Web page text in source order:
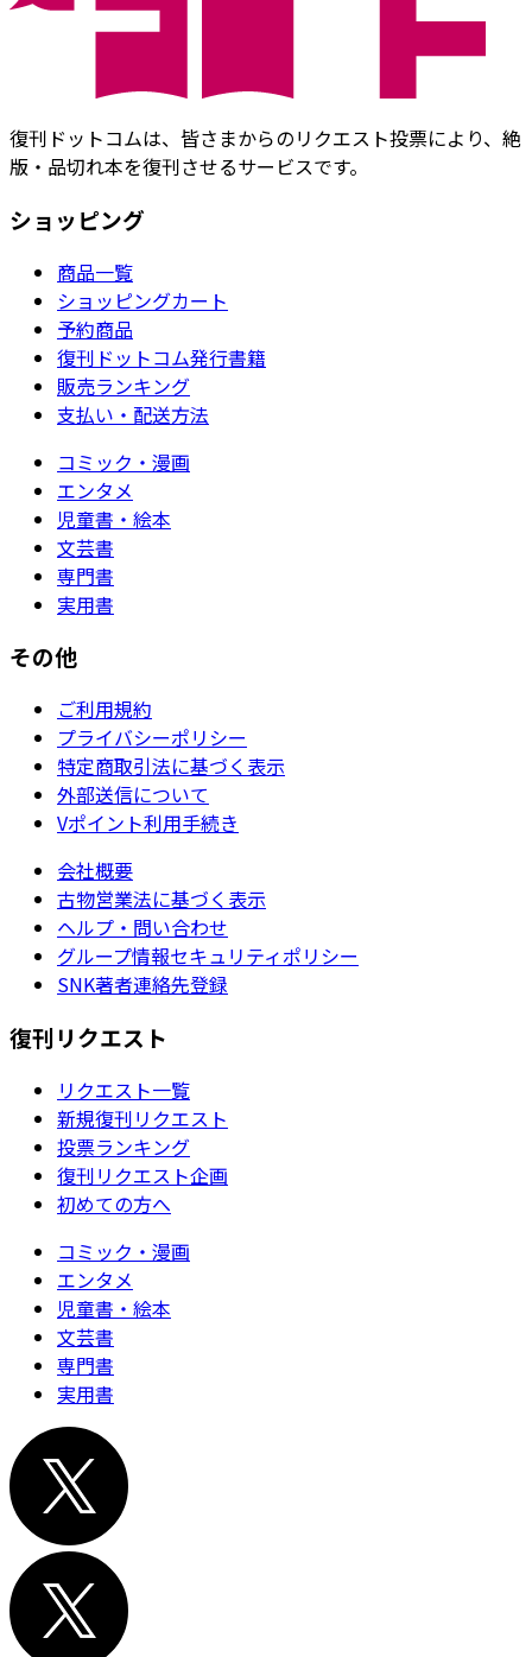
復刊ドットコムは、皆さまからのリクエスト投票により、絶
版・品切れ本を復刊させるサービスです。
ショッピング
商品一覧
ショッピングカート
予約商品
復刊ドットコム発行書籍
販売ランキング
支払い・配送方法
コミック・漫画
エンタメ
児童書・絵本
文芸書
専門書
実用書
その他
ご利用規約
プライバシーポリシー
特定商取引法に基づく表示
外部送信について
Vポイント利用手続き
会社概要
古物営業法に基づく表示
ヘルプ・問い合わせ
グループ情報セキュリティポリシー
SNK著者連絡先登録
復刊リクエスト
リクエスト一覧
新規復刊リクエスト
投票ランキング
復刊リクエスト企画
初めての方へ
コミック・漫画
エンタメ
児童書・絵本
文芸書
専門書
実用書